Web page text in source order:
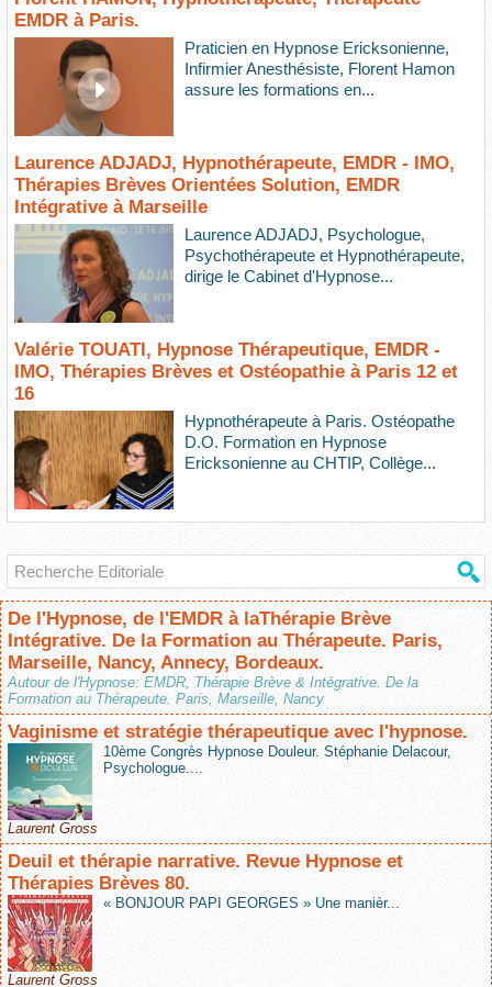
EMDR à Paris.
Praticien en Hypnose Ericksonienne,
Infirmier Anesthésiste, Florent Hamon
assure les formations en...
Laurence ADJADJ, Hypnothérapeute, EMDR - IMO,
Thérapies Brèves Orientées Solution, EMDR
Intégrative à Marseille
Laurence ADJADJ, Psychologue,
Psychothérapeute et Hypnothérapeute,
dirige le Cabinet d'Hypnose...
Valérie TOUATI, Hypnose Thérapeutique, EMDR -
IMO, Thérapies Brèves et Ostéopathie à Paris 12 et
16
Hypnothérapeute à Paris. Ostéopathe
D.O. Formation en Hypnose
Ericksonienne au CHTIP, Collège...
De l'Hypnose, de l'EMDR à laThérapie Brève
Intégrative. De la Formation au Thérapeute. Paris,
Marseille, Nancy, Annecy, Bordeaux.
Autour de l'Hypnose: EMDR, Thérapie Brève & Intégrative. De la
Formation au Thérapeute. Paris, Marseille, Nancy
Vaginisme et stratégie thérapeutique avec l'hypnose.
10ème Congrès Hypnose Douleur. Stéphanie Delacour,
Psychologue....
Laurent Gross
Deuil et thérapie narrative. Revue Hypnose et
Thérapies Brèves 80.
« BONJOUR PAPI GEORGES » Une manièr...
Laurent Gross